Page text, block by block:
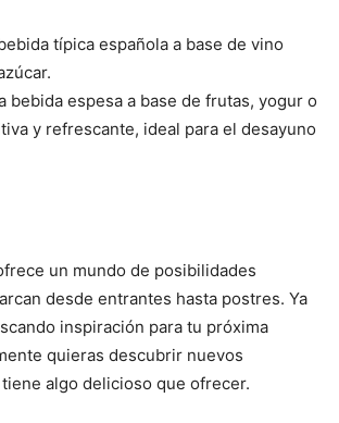
típica española a base de vino
bebida espesa a base de frutas, yogur o
y refrescante, ideal para el desayuno
un mundo de posibilidades
desde entrantes hasta postres. Ya
inspiración para tu próxima
quieras descubrir nuevos
algo delicioso que ofrecer.